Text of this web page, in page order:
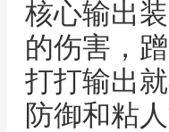
核心输出
的伤害，
打打输出
防御和粘人